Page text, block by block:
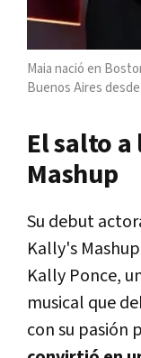
Maia nació en
Buenos Aires
El salto
Mashup
Su debut
Kally's
Kally Ponce,
musical que
con su pasión